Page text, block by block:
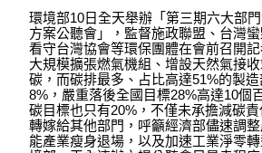
環境部10日全天舉辦「第三期六大部
方案公聽會」，監督施政聯盟、台灣
看守台灣協會等環保團體在會前召開
大規模擴張燃氣機組、增設天然氣接
碳，而碳排最多、占比高達51%的製
8%，嚴重落後全國目標28%高達10個
碳目標也只有20%，不僅未承擔減碳
轉嫁給其他部門，呼籲經濟部儘速調
能產業瘦身退場，以及加速工業淨零